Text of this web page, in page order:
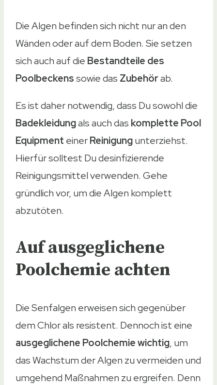
Die Algen befinden sich nicht nur an den
Wänden oder auf dem Boden. Sie setzen
sich auch auf die Bestandteile des
Poolbeckenssowie das Zubehörab.
Es ist daher notwendig, dass Du sowohl die
Badekleidungals auch das komplette Pool
Equipment einerReinigungunterziehst.
Hierfür solltest Du desinfizierende
Reinigungsmittel verwenden. Gehe
gründlich vor, um die Algen komplett
abzutöten.
Auf ausgeglichene
Poolchemie achten
Die Senfalgen erweisen sich gegenüber
dem Chlor als resistent. Dennoch ist eine
ausgeglichene Poolchemie wichtig, um
das Wachstum der Algen zu vermeiden und
umgehend Maßnahmen zu ergreifen. Denn